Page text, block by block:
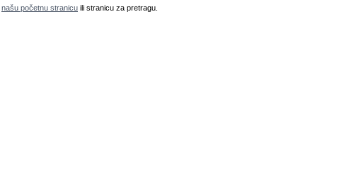
našu početnu stranicu ili stranicu za pretragu.